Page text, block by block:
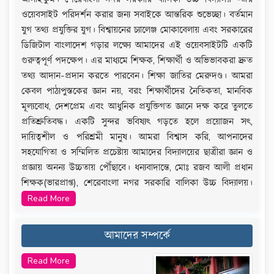
31-Jul-2025 -২০২৫-২০২৬ শিক্ষাবর্ষে একাদশ শ্রেণিতে ভর্তির
অনলাইন আবেদন বিজ্ঞপ্তি
18-Sep-2023 -একাদশ ভর্তি ফি: বিজ্ঞান (৩৮৪৫ ৳); ব‍্যবসায়
শিক্ষা (৩৬৪৫ ৳)
18-Sep-2023 -
24-Aug-2023 -২০২৩-২৪ শিক্ষাবর্ষে একাদশ শ্রেণিতে ভর্তি
সংক্রান্ত তথ‍্য:
03-Jan-2023 -একাদশ শ্রেণিতে ভর্তি শুরু ২২ জানুয়ারি থেকে
২৬ জানুয়ারি ২০২২-২০২৩ শিক্ষাবর্ষ
13-Dec-2022 -Admission Lottery Merit List
13-Dec-2022 -
13-Dec-2022 -Admission Lottery Merit List
13-Dec-2022 -Admission Notice
13-Dec-2022 -
Admission Lottery 1st Waiting List
ওয়েবসাইট পরিদর্শন করার জন্য সবাইকে আন্তরিক শুভেচ্ছা। বর্তমান
যুগ তথ্য প্রযুক্তির যুগ। বিশ্বায়নের চ্যালেঞ্জ মোকাবেলায় এবং সরকারের
ডিজিটাল বাংলাদেশ গড়ার লক্ষ্যে আমাদের এই ওয়েবসাইটটি একটি
গুরুত্বপূর্ণ পদক্ষেপ। এর মাধ্যমে শিক্ষক, শিক্ষার্থী ও অভিভাবকরা দ্রুত
তথ্য আদান-প্রদান করতে পারবেন। শিক্ষা জাতির মেরুদণ্ড। আমরা
কেবল পাঠ্যপুস্তকের জ্ঞান নয়, বরং শিক্ষার্থীদের নৈতিকতা, মানবিক
মূল্যবোধ, দেশপ্রেম এবং আধুনিক প্রযুক্তিগত জ্ঞানে দক্ষ করে তুলতে
প্রতিশ্রুতিবদ্ধ। একটি সুন্দর ভবিষ্যৎ গড়তে হলে প্রয়োজন সৎ,
দায়িত্বশীল ও পরিশ্রমী মানুষ। আমরা বিশ্বাস করি, আপনাদের
সহযোগিতা ও সম্মিলিত প্রচেষ্টায় আমাদের বিদ্যালয়ের ছাত্রীরা জ্ঞান ও
প্রজ্ঞায় অনন্য উচ্চতায় পৌঁছাবে। ধন্যবাদান্তে, মোঃ রজব আলী প্রধান
শিক্ষক(ভারপ্রাপ্ত), শেরেবাংলা নগর সরকারি বালিকা উচ্চ বিদ্যালয়।
Read More
আমাদের সম্পর্কে
Read More